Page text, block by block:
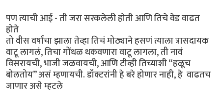
पण त्याची आई - ती जरा सरकलेली होती आणि तिचे वेड वाढत
होते
तो वीस वर्षांचा झाला तेव्हा तिचं मोठ्याने हसणं त्याला त्रासदायक
वाटू लागलं, तिचा गोंधळ थकवणारा वाटू लागला, ती नावं
विसरायची, भाजी जळवायची, आणि टीव्ही तिच्याशी “हळूच
बोलतोय” असं म्हणायची. डॉक्टरांनी हे बरे होणार नाही, हे वाढतच
जाणार असे म्हटले